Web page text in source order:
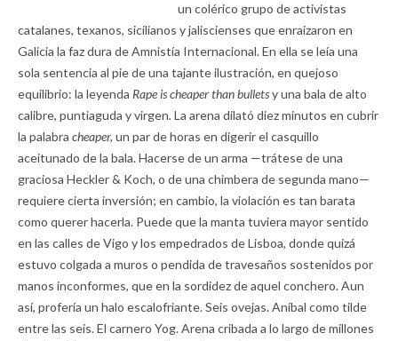
un colérico grupo de activistas
catalanes, texanos, sicilianos y jaliscienses que enraizaron en
Galicia la faz dura de Amnistía Internacional. En ella se leía una
sola sentencia al pie de una tajante ilustración, en quejoso
equilibrio: la leyenda Rape is cheaper than bulletsy una bala de alto
calibre, puntiaguda y virgen. La arena dilató diez minutos en cubrir
la palabra cheaper, un par de horas en digerir el casquillo
aceitunado de la bala. Hacerse de un arma —trátese de una
graciosa Heckler & Koch, o de una chimbera de segunda mano—
requiere cierta inversión; en cambio, la violación es tan barata
como querer hacerla. Puede que la manta tuviera mayor sentido
en las calles de Vigo y los empedrados de Lisboa, donde quizá
estuvo colgada a muros o pendida de travesaños sostenidos por
manos inconformes, que en la sordidez de aquel conchero. Aun
así, profería un halo escalofriante. Seis ovejas. Aníbal como tilde
entre las seis. El carnero Yog. Arena cribada a lo largo de millones